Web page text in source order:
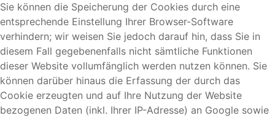
Sie können die Speicherung der Cookies durch eine
entsprechende Einstellung Ihrer Browser-Software
verhindern; wir weisen Sie jedoch darauf hin, dass Sie in
diesem Fall gegebenenfalls nicht sämtliche Funktionen
dieser Website vollumfänglich werden nutzen können. Sie
können darüber hinaus die Erfassung der durch das
Cookie erzeugten und auf Ihre Nutzung der Website
bezogenen Daten (inkl. Ihrer IP-Adresse) an Google sowie